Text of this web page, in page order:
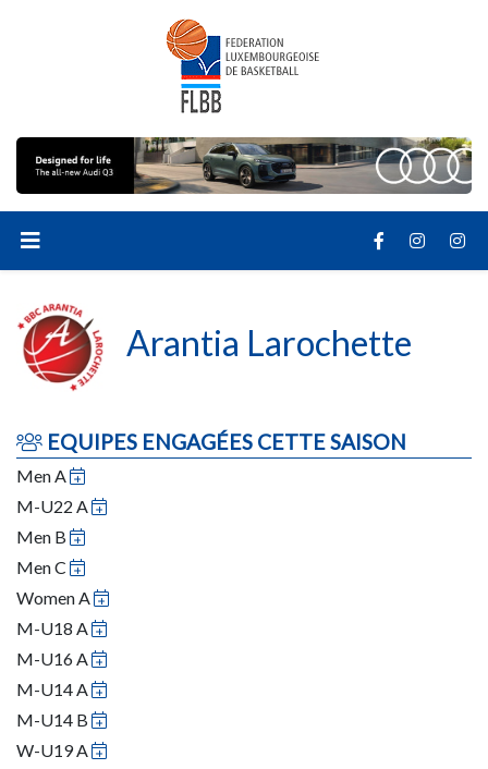
Arantia Larochette
EQUIPES ENGAGÉES CETTE SAISON
Men A
M-U22 A
Men B
Men C
Women A
M-U18 A
M-U16 A
M-U14 A
M-U14 B
W-U19 A